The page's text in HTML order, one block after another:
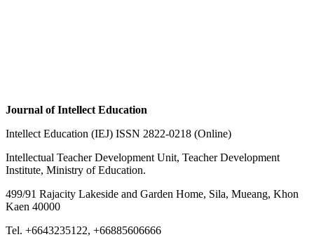
Journal of Intellect Education
Intellect Education (IEJ) ISSN 2822-0218 (Online)
Intellectual Teacher Development Unit, Teacher Development
Institute, Ministry of Education.
499/91 Rajacity Lakeside and Garden Home, Sila, Mueang, Khon
Kaen 40000
Tel. +6643235122, +66885606666